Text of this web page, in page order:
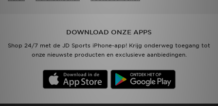
DOWNLOAD ONZE APPS
Shop 24/7 met de JD Sports iPhone-app! Krijg onderweg toegang tot
onze nieuwste producten en exclusieve aanbiedingen.